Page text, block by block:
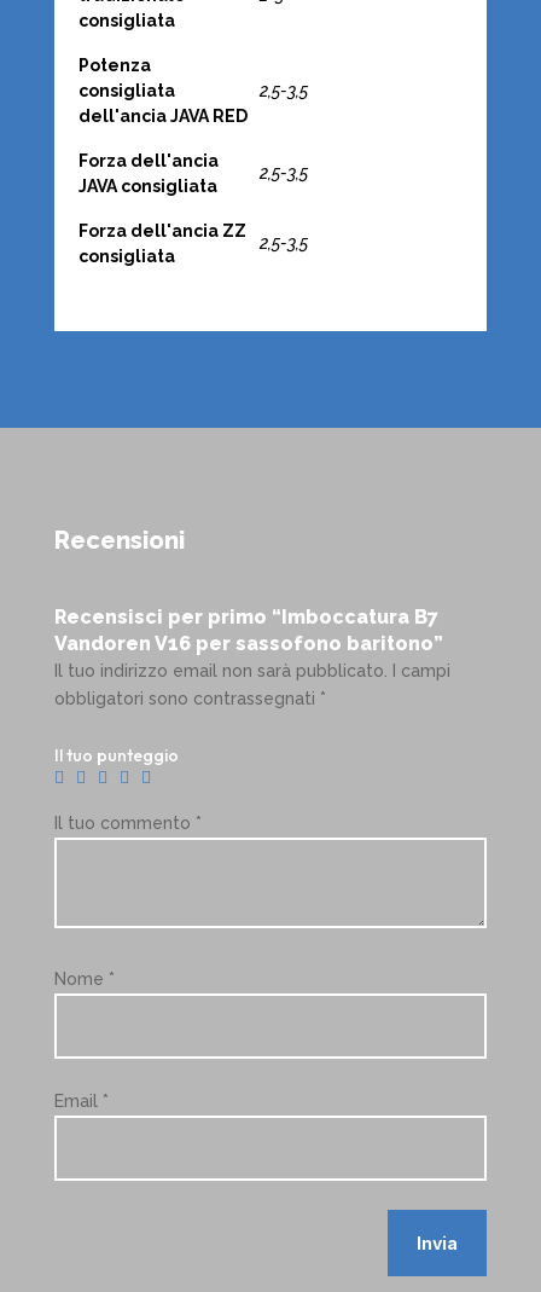
consigliata
Potenza
consigliata
dell'ancia JAVA RED
2,5-3,5
Forza dell'ancia
JAVA consigliata
2,5-3,5
Forza dell'ancia ZZ
consigliata
2,5-3,5
Recensioni
Recensisci per primo “Imboccatura B7
Vandoren V16 per sassofono baritono”
Il tuo indirizzo email non sarà pubblicato.
I campi
obbligatori sono contrassegnati *
Il tuo punteggio
Il tuo commento *
Nome *
Email *
Invia